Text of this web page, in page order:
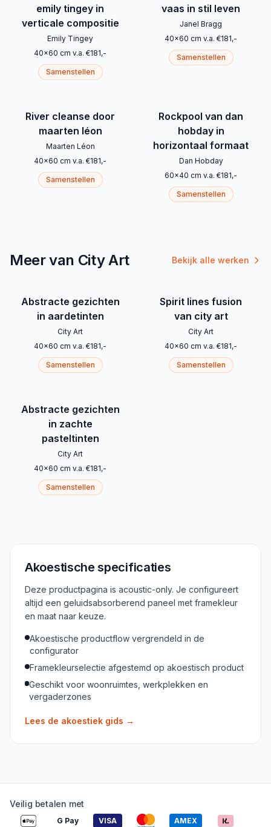
emily tingey in
verticale compositie
Emily Tingey
40x60 cm v.a. €181,-
Samenstellen
vaas in stil leven
Janel Bragg
40x60 cm v.a. €181,-
Samenstellen
River cleanse door
maarten léon
Maarten Léon
40x60 cm v.a. €181,-
Samenstellen
Rockpool van dan
hobday in
horizontaal formaat
Dan Hobday
60x40 cm v.a. €181,-
Samenstellen
Meer van City Art Bekijk alle werken
Abstracte gezichten
in aardetinten
City Art
40x60 cm v.a. €181,-
Samenstellen
Spirit lines fusion
van city art
City Art
40x60 cm v.a. €181,-
Samenstellen
Abstracte gezichten
in zachte
pasteltinten
City Art
40x60 cm v.a. €181,-
Samenstellen
Akoestische specificaties
Deze productpagina is acoustic-only. Je configureert
altijd een geluidsabsorberend paneel met framekleur
en maat naar keuze.
Akoestische productflow vergrendeld in de
configurator
Framekleurselectie afgestemd op akoestisch product
Geschikt voor woonruimtes, werkplekken en
vergaderzones
Lees de akoestiek gids →
Veilig betalen met
G Pay VISA AMEX